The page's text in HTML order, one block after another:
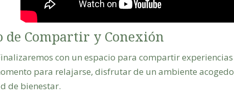
de Compartir y Conexión
con un espacio para compartir
para relajarse, disfrutar de un ambiente
de bienestar.